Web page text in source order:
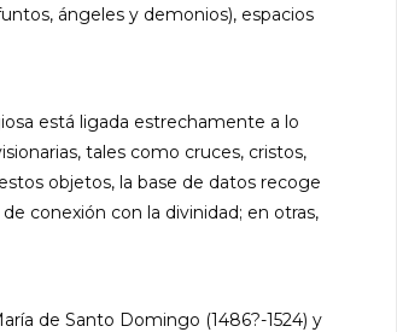
ángeles y demonios), espacios
está ligada estrechamente a lo
tales como cruces, cristos,
objetos, la base de datos recoge
conexión con la divinidad; en otras,
de Santo Domingo (1486?-1524) y